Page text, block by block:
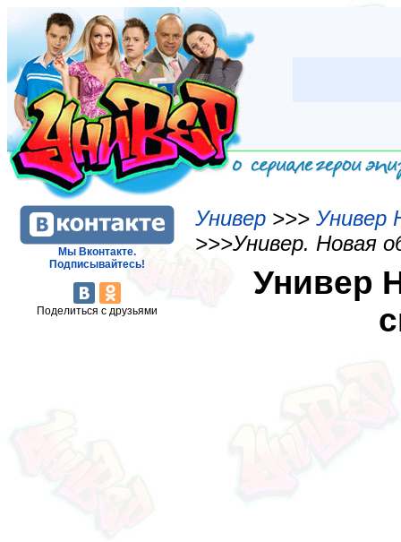
Мы Вконтакте.
Подписывайтесь!
Поделиться с друзьями
Универ >>> Универ
>>>Универ. Новая
Универ